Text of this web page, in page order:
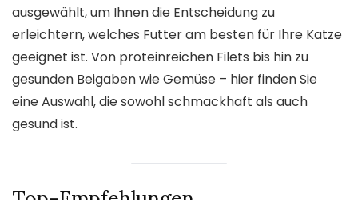
ausgewählt, um Ihnen die Entscheidung zu
erleichtern, welches Futter am besten für Ihre Katze
geeignet ist. Von proteinreichen Filets bis hin zu
gesunden Beigaben wie Gemüse – hier finden Sie
eine Auswahl, die sowohl schmackhaft als auch
gesund ist.